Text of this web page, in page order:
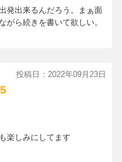
発出来るんだろう。まぁ面
がら続きを書いて欲しい。
投稿日：2022年09月23日
5
楽しみにしてます